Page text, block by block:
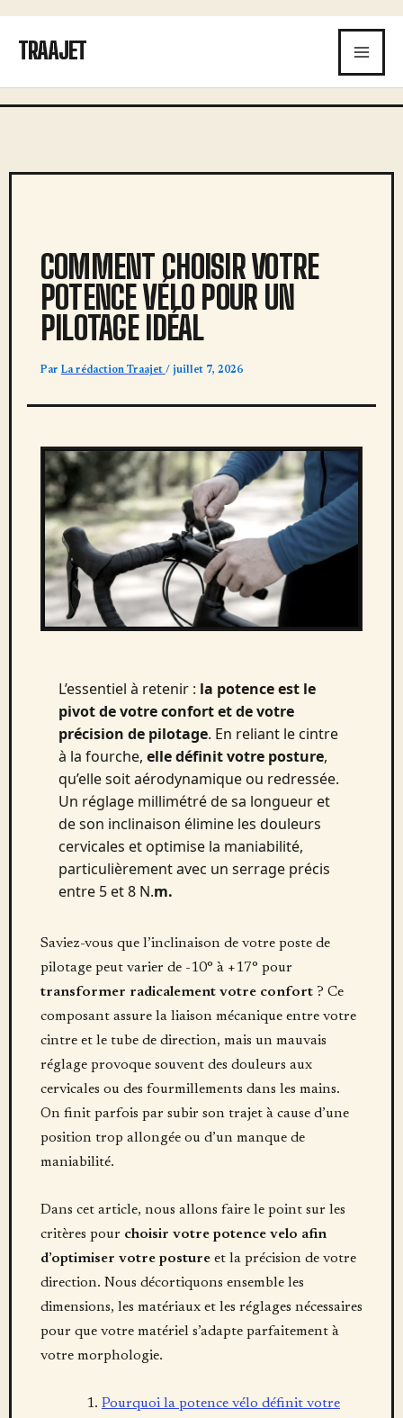
contenu
TRAAJET
COMMENT CHOISIR VOTRE
POTENCE VÉLO POUR UN
PILOTAGE IDÉAL
Par La rédaction Traajet / juillet 7, 2026
L’essentiel à retenir : la potence est le
pivot de votre confort et de votre
précision de pilotage. En reliant le cintre
à la fourche, elle définit votre posture,
qu’elle soit aérodynamique ou redressée.
Un réglage millimétré de sa longueur et
de son inclinaison élimine les douleurs
cervicales et optimise la maniabilité,
particulièrement avec un serrage précis
entre 5 et 8 N.m.
Saviez-vous que l’inclinaison de votre poste de
pilotage peut varier de -10° à +17° pour
transformer radicalement votre confort? Ce
composant assure la liaison mécanique entre votre
cintre et le tube de direction, mais un mauvais
réglage provoque souvent des douleurs aux
cervicales ou des fourmillements dans les mains.
On finit parfois par subir son trajet à cause d’une
position trop allongée ou d’un manque de
maniabilité.
Dans cet article, nous allons faire le point sur les
critères pour choisir votre potence velo afin
d’optimiser votre postureet la précision de votre
direction. Nous décortiquons ensemble les
dimensions, les matériaux et les réglages nécessaires
pour que votre matériel s’adapte parfaitement à
votre morphologie.
Pourquoi la potence vélo définit votre